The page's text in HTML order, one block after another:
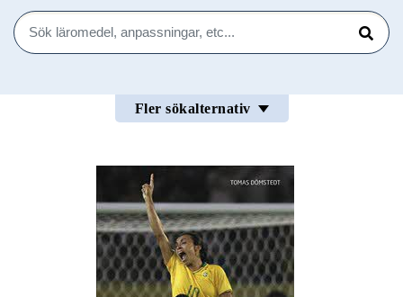
Sök
Sök
Fler sökalternativ